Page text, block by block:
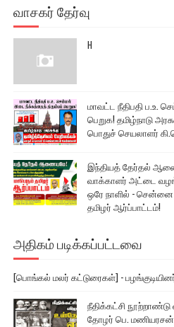
வாசகர் தேர்வு
H
மாவட்ட நீதிபதி ப.உ.
பெறுக! தமிழ்நாடு
பொதுச் செயலாளர்
இந்தியத் தேர்தல்
வாக்காளர் அட்டை
ஒரே நாளில் - சென்னை
தமிழர் ஆர்ப்பாட்டம்!
அதிகம் படிக்கப்பட்டவை
[பொங்கல் மலர் கட்டுரைகள்] -
நீதிக்கட்சி
தோழர் பெ. மணியரசன்